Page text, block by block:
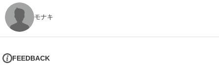
モナキ
FEEDBACK